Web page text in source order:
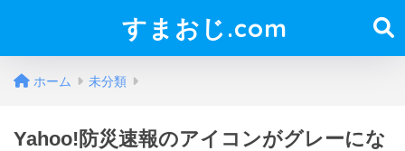
すまおじ.com
ホーム 未分類
Yahoo!防災速報のアイコンがグレーにな